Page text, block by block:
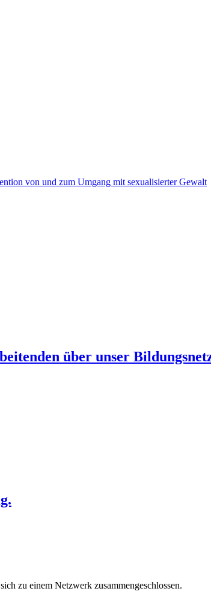
von und zum Umgang mit sexualisierter Gewalt
über unser
zu einem Netzwerk zusammengeschlossen.